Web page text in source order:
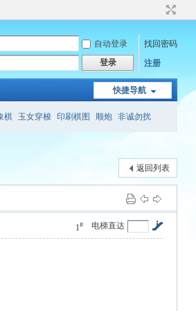
自动登录
找回密码
登录
注册
快捷导航
棋 玉女穿梭 印刷棋图 顺炮 非诚勿扰
返回列表
电梯直达
1#